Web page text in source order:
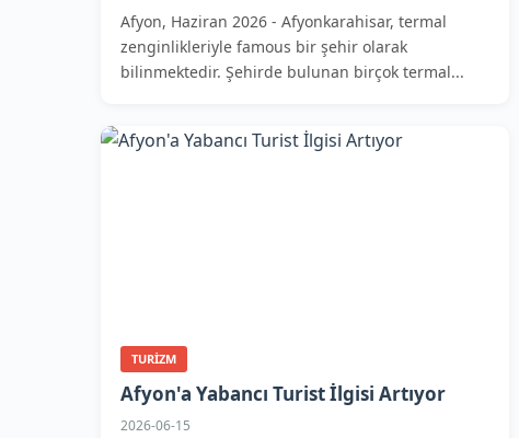
Afyon, Haziran 2026 - Afyonkarahisar, termal
zenginlikleriyle famous bir şehir olarak
bilinmektedir. Şehirde bulunan birçok termal...
TURIZM
Afyon'a Yabancı Turist İlgisi Artıyor
2026-06-15